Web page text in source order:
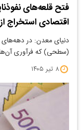
فتح قلعه‌های
اقتصادی استخراج
دنیای معدن: در دهه‌های
(سطحی) که فرآوری
۸ تیر ۱۴۰۵